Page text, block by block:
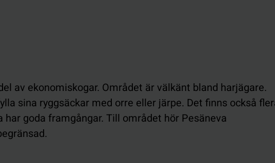
av ekonomiskogar. Området är välkänt bland harjägare.
sina ryggsäckar med orre eller järpe. Det finns också
goda framgångar. Till området hör Pesäneva